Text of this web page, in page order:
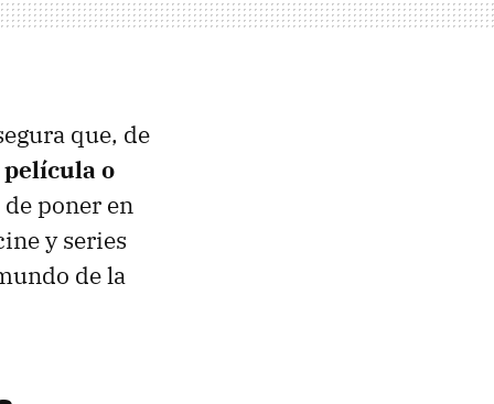
que, de
película o
poner en
y series
de la